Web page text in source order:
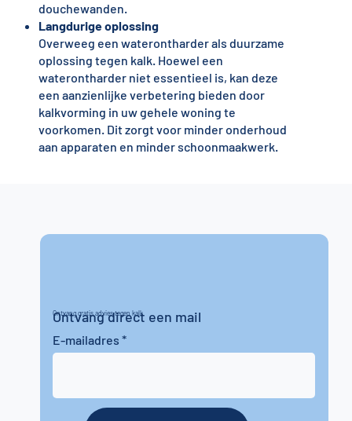
douchewanden.
Langdurige oplossing
Overweeg een waterontharder als duurzame
oplossing tegen kalk. Hoewel een
waterontharder niet essentieel is, kan deze
een aanzienlijke verbetering bieden door
kalkvorming in uw gehele woning te
voorkomen. Dit zorgt voor minder onderhoud
aan apparaten en minder schoonmaakwerk.
Ontvang gratis advies tegen kalk
Ontvang direct een mail
E-mailadres